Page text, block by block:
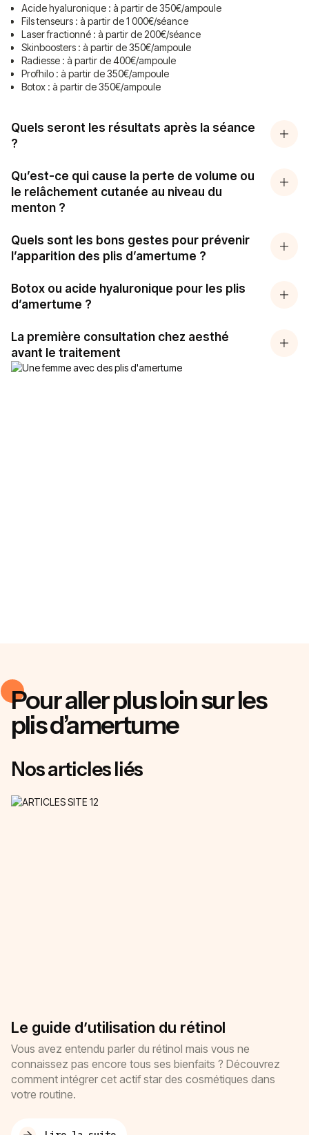
Acide hyaluronique : à partir de 350€/ampoule
Fils tenseurs : à partir de 1 000€/séance
Laser fractionné : à partir de 200€/séance
Skinboosters : à partir de 350€/ampoule
Radiesse : à partir de 400€/ampoule
Profhilo : à partir de 350€/ampoule
Botox : à partir de 350€/ampoule
Quels seront les résultats après la séance
?
Qu’est-ce qui cause la perte de volume ou
le relâchement cutanée au niveau du
menton ?
Quels sont les bons gestes pour prévenir
l’apparition des plis d’amertume ?
Botox ou acide hyaluronique pour les plis
d’amertume ?
La première consultation chez aesthé
avant le traitement
Pour aller plus loin sur les
plis d’amertume
Nos articles liés
Le guide d’utilisation du rétinol
Vous avez entendu parler du rétinol mais vous ne
connaissez pas encore tous ses bienfaits ? Découvrez
comment intégrer cet actif star des cosmétiques dans
votre routine.